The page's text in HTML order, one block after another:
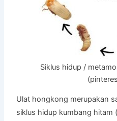
Siklus hidup /
Ulat hongkong merupakan
siklus hidup kumbang hitam